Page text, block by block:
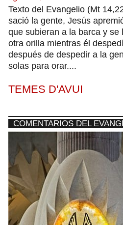
Texto del Evangelio (Mt
sació la gente, Jesús
que subieran a la barca y se
otra orilla mientras él
después de despedir a la
solas para orar....
TEMES D'AVUI
COMENTARIOS DEL